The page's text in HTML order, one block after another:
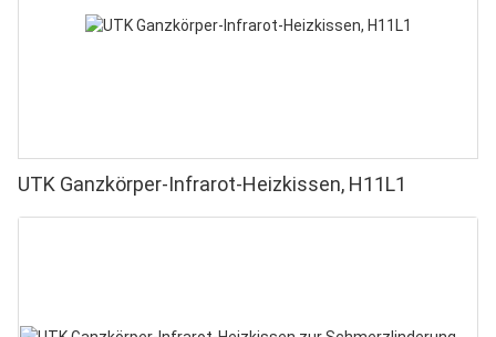
UTK Ganzkörper-Infrarot-Heizkissen, H11L1